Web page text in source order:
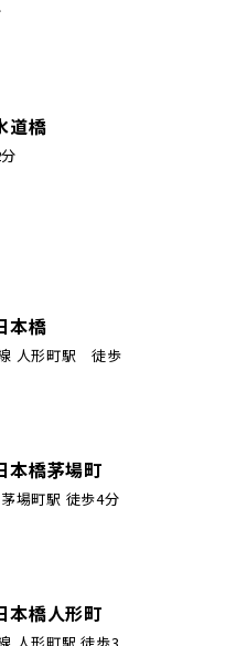
道橋
本橋
人形町駅 徒歩
本橋茅場町
場町駅 徒歩4分
本橋人形町